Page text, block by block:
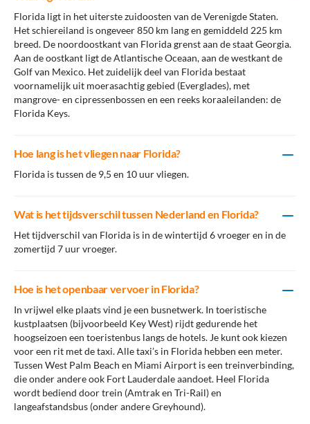
beroemd is om zijn bijzondere, pastelkleurige gebouwen uit de
jaren '20 van de vorige eeuw. Combineer bezienswaardigheden
bekijken met shoppen in trendy winkels óf een middagje
ontspannen aan de heerlijke stranden van Miami!
Bezienswaardigheden Florida
Florida pretparken: Orlando
een aardbeving mee: je bent in Universal Studios! Of schudt de
of Goofy! Disney World laat je weer dromen, zoals je vroeger
het om pretparken gaat!
De meeste pretparken vind je in Orlando. Sterker nog, dit zijn de
grootste en mooiste pretparken ter wereld! Disney World Resort
andere Magic Kingdom, het futuristische Epcot, Disney's
Hollywood Studios waar alles draait om de filmindustrie en
Disney's Animal Kingdom waar je op safari kunt. Naast Disney
kun je ook de parken van Universal Studios Florida bezoeken met
spectaculaire achtbanen en attracties van Jurassic World en
Harry Potter.
Naast pretparken kent Florida ook veel geweldige waterparken. Er
zijn een aantal waterpretparken zoals Wet’ n Wild, Blizzard Beach,
Florida ligt in het uiterste zuidoosten van de Verenigde Staten.
Het schiereiland is ongeveer 850 km lang en gemiddeld 225 km
breed. De noordoostkant van Florida grenst aan de staat Georgia.
Aan de oostkant ligt de Atlantische Oceaan, aan de westkant de
Golf van Mexico. Het zuidelijk deel van Florida bestaat
voornamelijk uit moerasachtig gebied (Everglades), met
mangrove- en cipressenbossen en een reeks koraaleilanden: de
Florida Keys.
Hoe lang is het vliegen naar Florida?
Florida is tussen de 9,5 en 10 uur vliegen.
Wat is het tijdsverschil tussen Nederland en Florida?
Het tijdverschil van Florida is in de wintertijd 6 vroeger en in de
zomertijd 7 uur vroeger.
Hoe is het openbaar vervoer in Florida?
In vrijwel elke plaats vind je een busnetwerk. In toeristische
kustplaatsen (bijvoorbeeld Key West) rijdt gedurende het
hoogseizoen een toeristenbus langs de hotels. Je kunt ook kiezen
voor een rit met de taxi. Alle taxi’s in Florida hebben een meter.
Tussen West Palm Beach en Miami Airport is een treinverbinding,
die onder andere ook Fort Lauderdale aandoet. Heel Florida
wordt bediend door trein (Amtrak en Tri-Rail) en
langeafstandsbus (onder andere Greyhound).